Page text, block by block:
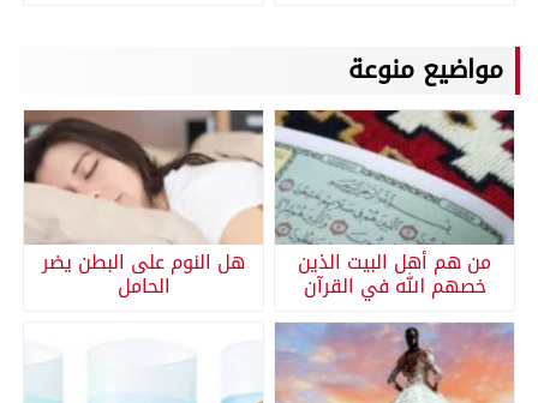
مواضيع منوعة
من هم أهل البيت الذين
خصهم الله في القرآن
هل النوم على البطن يضر
الحامل